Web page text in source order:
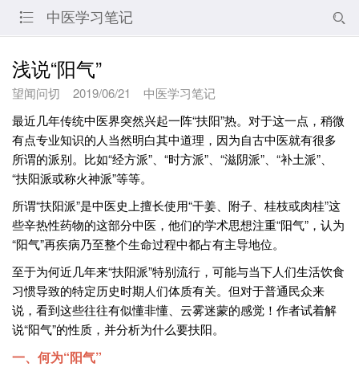
 中医学习笔记 
浅说“阳气”
望闻问切 2019/06/21
中医学习笔记
最近几年传统中医界突然兴起一阵“扶阳”热。对于这一点，稍微
有点专业知识的人当然明白其中道理，因为自古中医就有很多
所谓的派别。比如“经方派”、“时方派”、“滋阴派”、“补土派”、
“扶阳派或称火神派”等等。
所谓“扶阳派”是中医史上擅长使用“干姜、附子、桂枝或肉桂”这
些辛热性药物的这部分中医，他们的学术思想注重“阳气”，认为
“阳气”再疾病乃至整个生命过程中都占有主导地位。
至于为何近几年来“扶阳派”特别流行，可能与当下人们生活饮食
习惯导致的特定历史时期人们体质有关。但对于普通民众来
说，看到这些往往有似懂非懂、云雾迷蒙的感觉！作者试着解
说“阳气”的性质，并分析为什么要扶阳。
一、何为“阳气”